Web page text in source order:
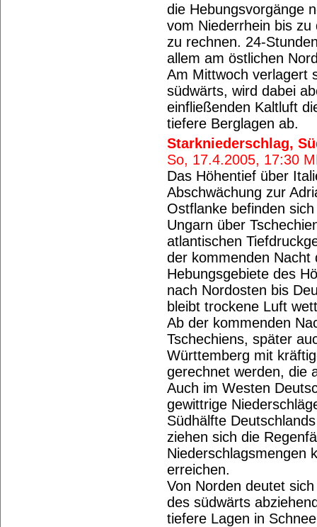
die Hebungsvorgänge
vom Niederrhein bis
zu rechnen. 24-
allem am östlichen
Am Mittwoch verlagert
südwärts, wird dabei
einfließenden Kaltluft
tiefere Berglagen ab.
Starkniederschlag,
So, 17.4.2005, 17:30
Das Höhentief über
Abschwächung zur
Ostflanke befinden
Ungarn über
atlantischen
der kommenden Nacht
Hebungsgebiete des
nach Nordosten bis
bleibt trockene Luft
Ab der kommenden
Tschechiens, später
Württemberg mit
gerechnet werden, die
Auch im Westen
gewittrige
Südhälfte
ziehen sich die
Niederschlagsmengen
erreichen.
Von Norden deutet
des südwärts
tiefere Lagen in